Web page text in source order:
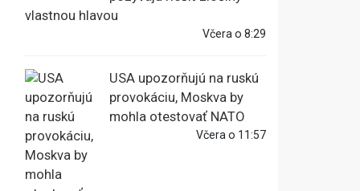
vlastnou hlavou
Včera o 8:29
USA upozorňujú na ruskú
provokáciu, Moskva by
mohla otestovať NATO
Včera o 11:57